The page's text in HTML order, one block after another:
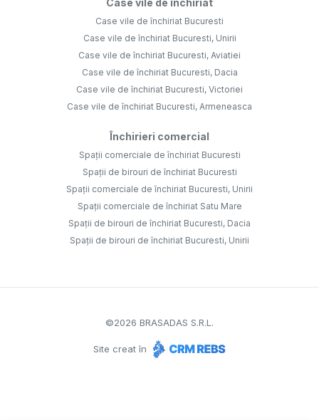
Case vile de închiriat
Case vile de închiriat Bucuresti
Case vile de închiriat Bucuresti, Unirii
Case vile de închiriat Bucuresti, Aviatiei
Case vile de închiriat Bucuresti, Dacia
Case vile de închiriat Bucuresti, Victoriei
Case vile de închiriat Bucuresti, Armeneasca
Închirieri comercial
Spații comerciale de închiriat Bucuresti
Spații de birouri de închiriat Bucuresti
Spații comerciale de închiriat Bucuresti, Unirii
Spații comerciale de închiriat Satu Mare
Spații de birouri de închiriat Bucuresti, Dacia
Spații de birouri de închiriat Bucuresti, Unirii
©2026 BRASADAS S.R.L.
Site creat în